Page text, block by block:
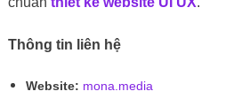
Thông tin liên hệ
Website: mona.media